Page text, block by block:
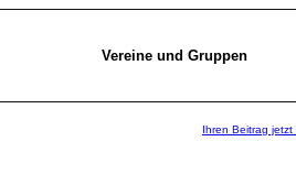
Vereine und Gruppen
Ihren Beitrag jetzt